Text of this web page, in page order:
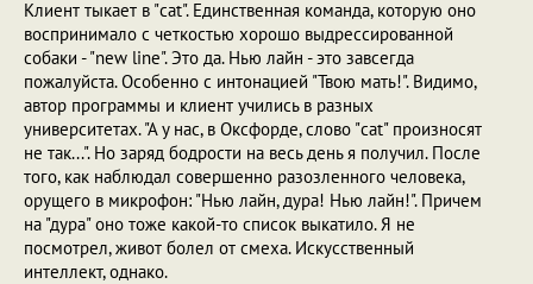
Клиент тыкает в "cat". Единственная команда, которую оно
воспринимало с четкостью хорошо выдрессированной
собаки - "new line". Это да. Hью лайн - это завсегда
пожалуйста. Особенно с интонацией "Твою мать!". Видимо,
автор программы и клиент учились в разных
университетах. "А у нас, в Оксфорде, слово "cat" произносят
не так...". Hо заряд бодрости на весь день я получил. После
того, как наблюдал совершенно разозленного человека,
орущего в микрофон: "Hью лайн, дура! Hью лайн!". Причем
на "дура" оно тоже какой-то список выкатило. Я не
посмотрел, живот болел от смеха. Искусственный
интеллект, однако.